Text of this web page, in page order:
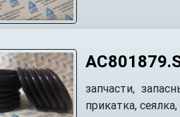
запчасти,
прикатка,